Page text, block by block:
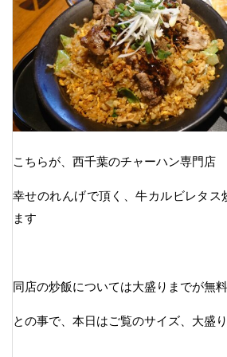
こちらが、西千葉のチャーハン専門店
幸せのれんげで頂く、牛カルビレタス
ます
同店の炒飯については大盛りまでが無料
との事で、本日はご覧のサイズ、大盛